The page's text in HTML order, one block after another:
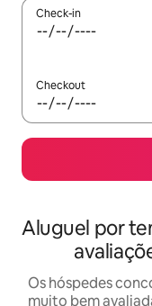
Check-in
Checkout
Aluguel por
Os hóspedes
muito bem